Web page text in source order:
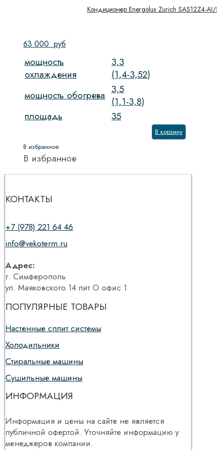
Кондиционер Energolux Zurich SAS12Z4-AI/
63 000 руб
мощность
охлаждения
3,3
(1,4-3,52)
мощность обогрева 3,5
(1,1-3,8)
площадь
35
В корзину
В избранное
В избранное
КОНТАКТЫ
+7 (978) 221 64 46
info@vekoterm.ru
Адрес:
г. Симферополь
ул. Маяковского 14 лит О офис 1
ПОПУЛЯРНЫЕ ТОВАРЫ
Настенные сплит системы
Холодильники
Стиральные машины
Сушильные машины
ИНФОРМАЦИЯ
Информация и цены на сайте не является
публичной офертой. Уточняйте информацию у
менеджеров компании.